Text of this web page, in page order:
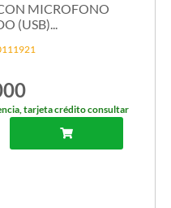
MICROFONO
(USB)...
tarjeta crédito consultar